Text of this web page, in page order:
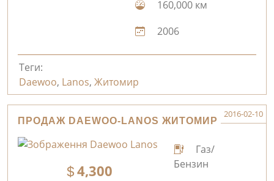
160,000 км
2006
Теги:
Daewoo, Lanos, Житомир
ПРОДАЖ DAEWOO-LANOS ЖИТОМИР
2016-02-10
4,300
Газ/
Бензин